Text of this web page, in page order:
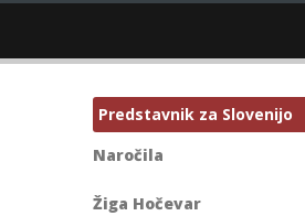
Predstavnik za Slovenijo
Naročila
Žiga Hočevar